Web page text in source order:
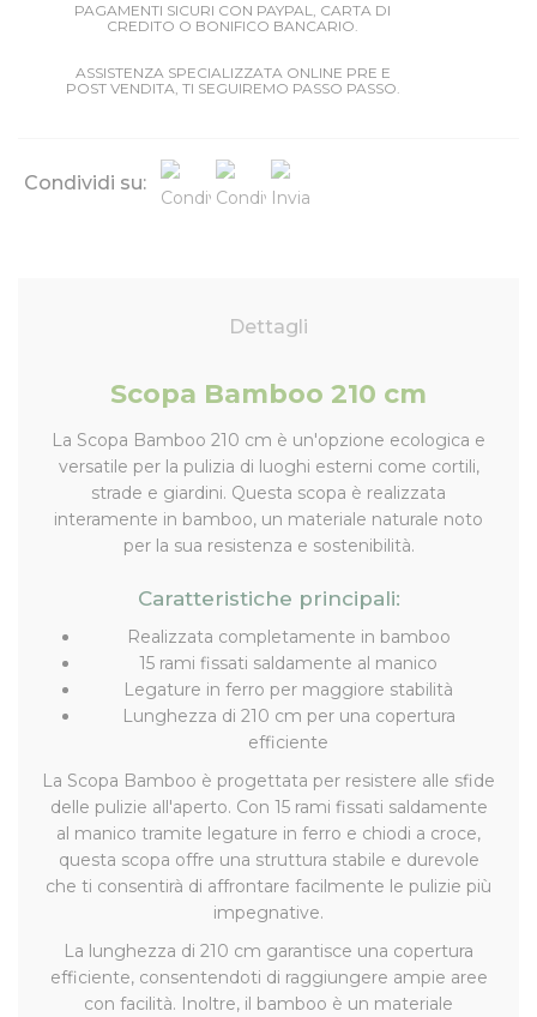
PAGAMENTI SICURI CON PAYPAL, CARTA DI
CREDITO O BONIFICO BANCARIO.
ASSISTENZA SPECIALIZZATA ONLINE PRE E
POST VENDITA, TI SEGUIREMO PASSO PASSO.
Condividi su:
Dettagli
Scopa Bamboo 210 cm
La Scopa Bamboo 210 cm è un'opzione ecologica e
versatile per la pulizia di luoghi esterni come cortili,
strade e giardini. Questa scopa è realizzata
interamente in bamboo, un materiale naturale noto
per la sua resistenza e sostenibilità.
Caratteristiche principali:
Realizzata completamente in bamboo
15 rami fissati saldamente al manico
Legature in ferro per maggiore stabilità
Lunghezza di 210 cm per una copertura
efficiente
La Scopa Bamboo è progettata per resistere alle sfide
delle pulizie all'aperto. Con 15 rami fissati saldamente
al manico tramite legature in ferro e chiodi a croce,
questa scopa offre una struttura stabile e durevole
che ti consentirà di affrontare facilmente le pulizie più
impegnative.
La lunghezza di 210 cm garantisce una copertura
efficiente, consentendoti di raggiungere ampie aree
con facilità. Inoltre, il bamboo è un materiale